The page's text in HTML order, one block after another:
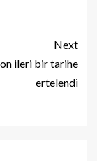
Next
ileri bir tarihe
ertelendi